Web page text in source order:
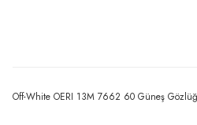
Off-White OERI 13M 7662 60 Güneş